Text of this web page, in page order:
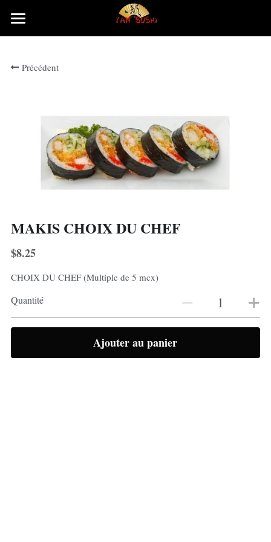
Accueil
Rechercher
Précédent
MAKIS CHOIX DU CHEF
$8.25
CHOIX DU CHEF (Multiple de 5 mcx)
Quantité
Ajouter au panier
LES CATÉGORIES DE LA BOUTIQUE